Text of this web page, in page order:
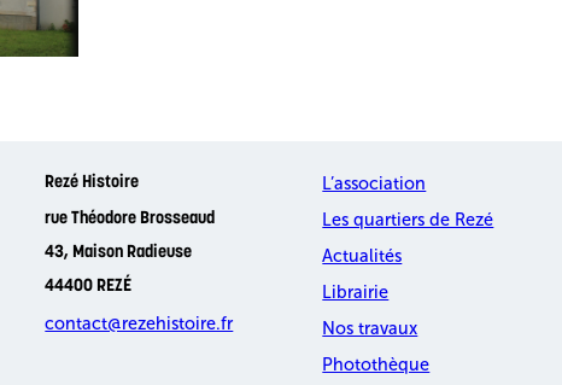
Rezé Histoire
rue Théodore Brosseaud
43, Maison Radieuse
44400 REZÉ
contact@rezehistoire.fr
L’association
Les quartiers de Rezé
Actualités
Librairie
Nos travaux
Photothèque